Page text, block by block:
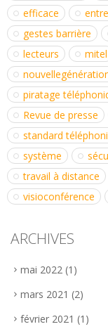
efficace
gestes barrière
lecteurs
mitel
piratage
Revue de presse
standard
système
travail à distance
visioconférence
ARCHIVES
mai 2022 (1)
mars 2021 (2)
février 2021 (1)